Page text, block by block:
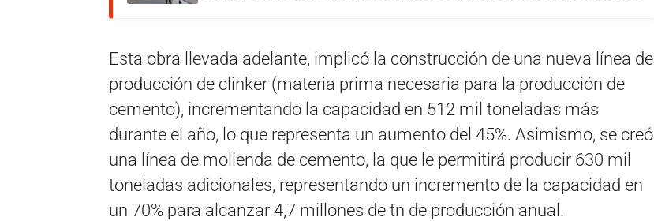
Esta obra llevada adelante, implicó la construcción de una nueva línea de
producción de clinker (materia prima necesaria para la producción de
cemento), incrementando la capacidad en 512 mil toneladas más
durante el año, lo que representa un aumento del 45%. Asimismo, se creó
una línea de molienda de cemento, la que le permitirá producir 630 mil
toneladas adicionales, representando un incremento de la capacidad en
un 70% para alcanzar 4,7 millones de tn de producción anual.